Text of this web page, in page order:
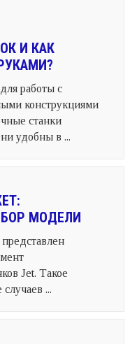
И КАК
работы с
конструкциями
станки
удобны в ...
МОДЕЛИ
Jet. Такое
...